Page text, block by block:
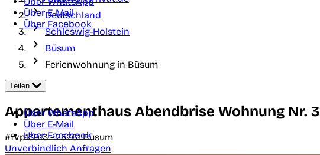
Über E-Mail
Über Facebook
Deutschland
Schleswig-Holstein
Büsum
Ferienwohnung in Büsum
Teilen
Über WhatsApp
Über E-Mail
Über Facebook
Appartementhaus Abendbrise Wohnung Nr. 3
#fvp13913 -25761Büsum
Unverbindlich Anfragen